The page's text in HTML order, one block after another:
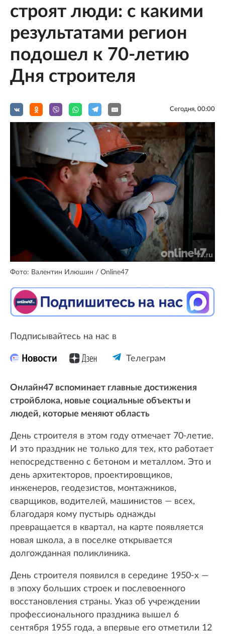
строят люди: с какими
результатами регион
подошел к 70-летию
Дня строителя
Сегодня, 00:00
Фото: Валентин Илюшин / Online47
Подписывайтесь на нас в
Телеграм
Онлайн47 вспоминает главные достижения
стройблока, новые социальные объекты и
людей, которые меняют область
День строителя в этом году отмечает 70-летие.
И это праздник не только для тех, кто работает
непосредственно с бетоном и металлом. Это и
день архитекторов, проектировщиков,
инженеров, геодезистов, монтажников,
сварщиков, водителей, машинистов — всех,
благодаря кому пустырь однажды
превращается в квартал, на карте появляется
новая школа, а в поселке открывается
долгожданная поликлиника.
День строителя появился в середине 1950-х —
в эпоху больших строек и послевоенного
восстановления страны. Указ об учреждении
профессионального праздника вышел 6
сентября 1955 года, а впервые его отметили 12